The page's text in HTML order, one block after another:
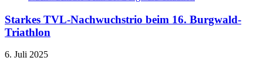
Starkes TVL-Nachwuchstrio beim 16. Burgwald-
Triathlon
6. Juli 2025